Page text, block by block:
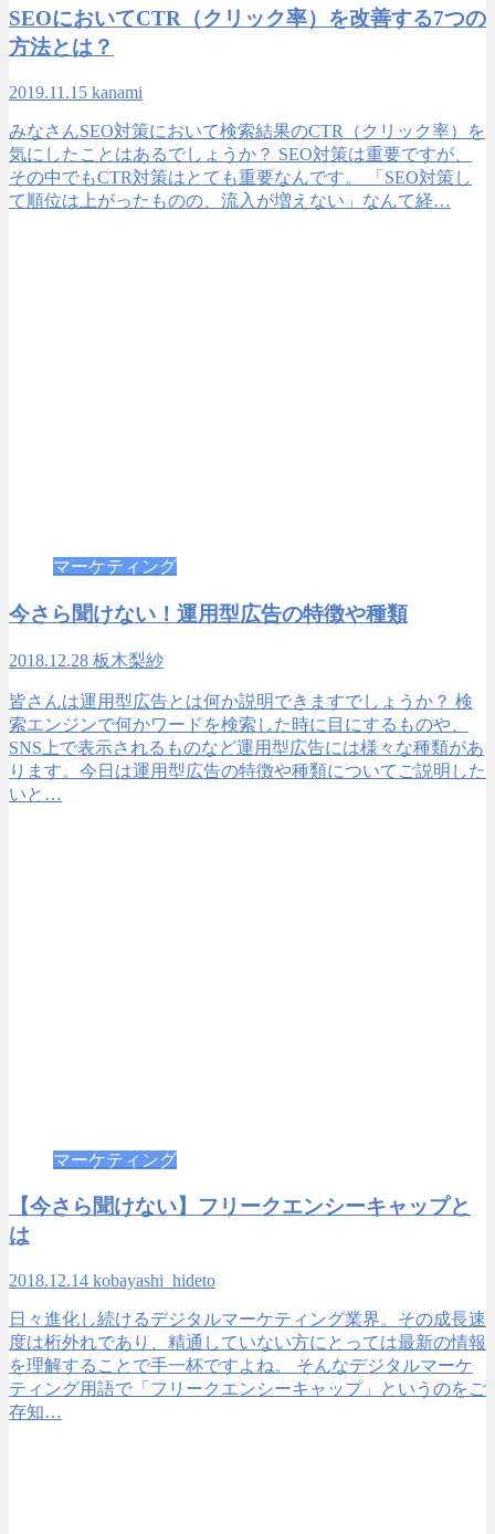
SEOにおいてCTR（クリック率）を改善する7つの
方法とは？
2019.11.15 kanami
みなさんSEO対策において検索結果のCTR（クリック率）を
気にしたことはあるでしょうか？ SEO対策は重要ですが、
その中でもCTR対策はとても重要なんです。 「SEO対策し
て順位は上がったものの、流入が増えない」なんて経…
マーケティング
今さら聞けない！運用型広告の特徴や種類
2018.12.28 板木梨紗
皆さんは運用型広告とは何か説明できますでしょうか？ 検
索エンジンで何かワードを検索した時に目にするものや、
SNS上で表示されるものなど運用型広告には様々な種類があ
ります。今日は運用型広告の特徴や種類についてご説明した
いと…
マーケティング
【今さら聞けない】フリークエンシーキャップと
は
2018.12.14 kobayashi_hideto
日々進化し続けるデジタルマーケティング業界。その成長速
度は桁外れであり、精通していない方にとっては最新の情報
を理解することで手一杯ですよね。 そんなデジタルマーケ
ティング用語で「フリークエンシーキャップ」というのをご
存知…